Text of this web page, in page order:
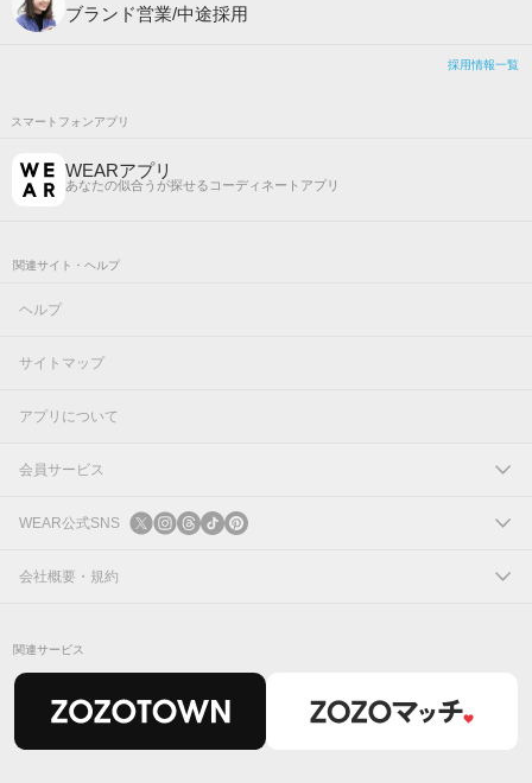
ブランド営業/中途採用
採用情報一覧
スマートフォンアプリ
WEARアプリ
あなたの似合うが探せるコーディネートアプリ
関連サイト・ヘルプ
ヘルプ
サイトマップ
アプリについて
会員サービス
ログイン
新規会員登録
WEAR公式SNS
X
会社概要・規約
関連サービス